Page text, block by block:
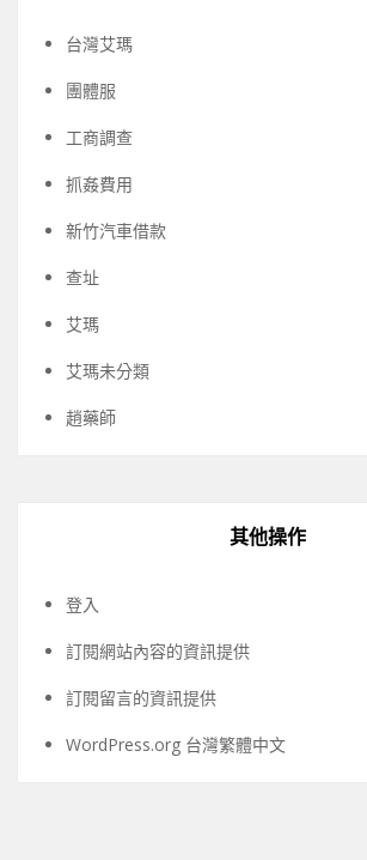
台灣艾瑪
團體服
工商調查
抓姦費用
新竹汽車借款
查址
艾瑪
艾瑪未分類
趙藥師
其他操作
登入
訂閱網站內容的資訊提供
訂閱留言的資訊提供
WordPress.org 台灣繁體中文